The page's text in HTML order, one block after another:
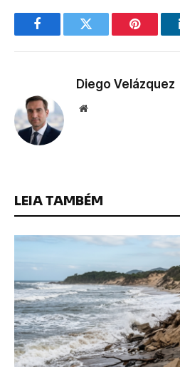
FacebookTwitter Pinterest
Diego Velázquez
Website
LEIA TAMBÉM